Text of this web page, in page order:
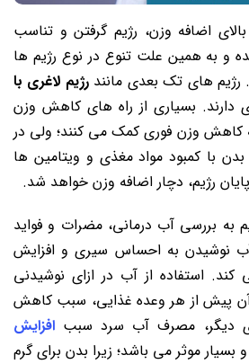
اضافه وزن، رژیم گرفتن و تناسب
و به همین علت تنوع در نوع رژیم ‌ها
رژیم‌ های تک بعدی مانندرژیم لاغری با
دارند. بسیاری از راه ‌های کاهش وزن
کاهش وزن فوری کمک می‌ کنند؛ ولی در
بدن با کمبود مواد مغذی و ویتامین ها
رژیم، دچار اضافه وزن خواهد شد.
به بررسی آب درمانی، مضرات و فواید
نوشیدن به احساس سیری و افزایش
استفاده از آب در ازای نوشیدنی
آن پیش از هر وعده غذایی، سبب کاهش
دیگر، مصرف آب سرد سبب افزایش
موثر می باشد؛ زیرا بدن برای گرم